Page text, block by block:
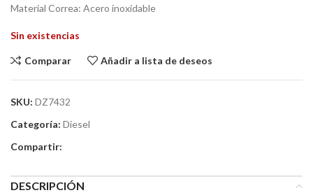
Material Correa: Acero inoxidable
Sin existencias
Comparar Añadir a lista de deseos
SKU: DZ7432
Categoría: Diesel
Compartir:
DESCRIPCIÓN